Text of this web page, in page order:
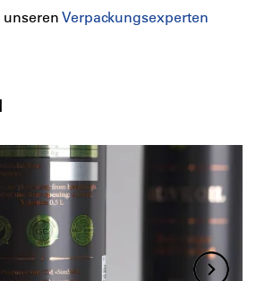
unseren Verpackungsexperten